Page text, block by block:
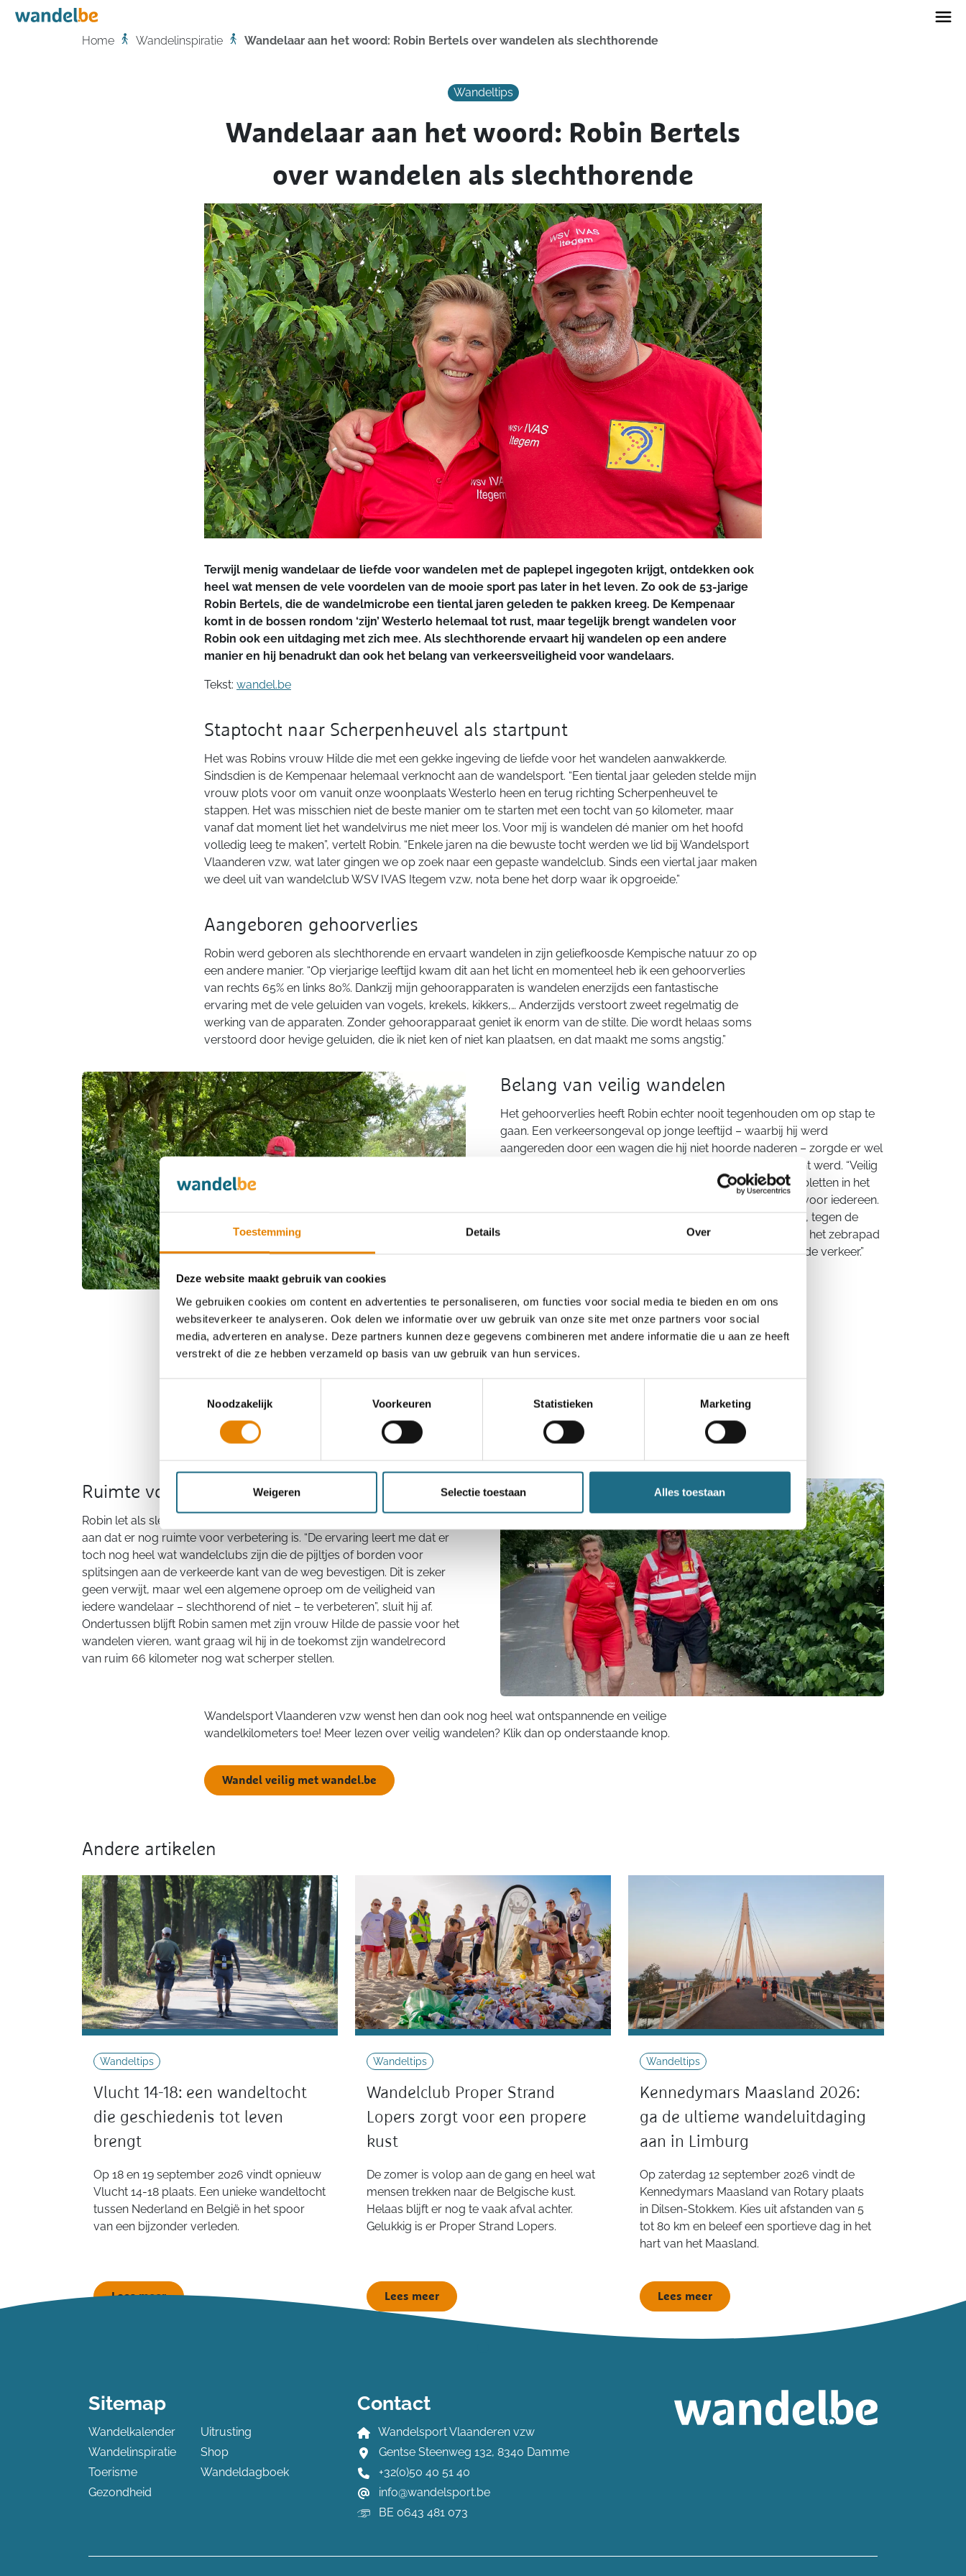
Toestemming Details Over
Deze website maakt gebruik van cookies
We gebruiken cookies om content en advertenties te personaliseren, om functies voor social media te bieden en om ons
websiteverkeer te analyseren. Ook delen we informatie over uw gebruik van onze site met onze partners voor social
media, adverteren en analyse. Deze partners kunnen deze gegevens combineren met andere informatie die u aan ze heeft
verstrekt of die ze hebben verzameld op basis van uw gebruik van hun services.
Noodzakelijk
Voorkeuren Statistieken Marketing
Weigeren Selectie toestaan Alles toestaan
Home
Home Wandelinspiratie Wandelaar aan het woord: Robin Bertels over wandelen als slechthorende
Wandeltips
Wandelaar aan het woord: Robin Bertels
over wandelen als slechthorende
Terwijl menig wandelaar de liefde voor wandelen met de paplepel ingegoten krijgt, ontdekken ook
heel wat mensen de vele voordelen van de mooie sport pas later in het leven. Zo ook de 53-jarige
Robin Bertels, die de wandelmicrobe een tiental jaren geleden te pakken kreeg. De Kempenaar
komt in de bossen rondom ‘zijn’ Westerlo helemaal tot rust, maar tegelijk brengt wandelen voor
Robin ook een uitdaging met zich mee. Als slechthorende ervaart hij wandelen op een andere
manier en hij benadrukt dan ook het belang van verkeersveiligheid voor wandelaars.
Tekst: wandel.be
Staptocht naar Scherpenheuvel als startpunt
Het was Robins vrouw Hilde die met een gekke ingeving de liefde voor het wandelen aanwakkerde.
Sindsdien is de Kempenaar helemaal verknocht aan de wandelsport. “Een tiental jaar geleden stelde mijn
vrouw plots voor om vanuit onze woonplaats Westerlo heen en terug richting Scherpenheuvel te
stappen. Het was misschien niet de beste manier om te starten met een tocht van 50 kilometer, maar
vanaf dat moment liet het wandelvirus me niet meer los. Voor mij is wandelen dé manier om het hoofd
volledig leeg te maken”, vertelt Robin. “Enkele jaren na die bewuste tocht werden we lid bij Wandelsport
Vlaanderen vzw, wat later gingen we op zoek naar een gepaste wandelclub. Sinds een viertal jaar maken
we deel uit van wandelclub WSV IVAS Itegem vzw, nota bene het dorp waar ik opgroeide.”
Aangeboren gehoorverlies
Robin werd geboren als slechthorende en ervaart wandelen in zijn geliefkoosde Kempische natuur zo op
een andere manier. “Op vierjarige leeftijd kwam dit aan het licht en momenteel heb ik een gehoorverlies
van rechts 65% en links 80%. Dankzij mijn gehoorapparaten is wandelen enerzijds een fantastische
ervaring met de vele geluiden van vogels, krekels, kikkers,… Anderzijds verstoort zweet regelmatig de
werking van de apparaten. Zonder gehoorapparaat geniet ik enorm van de stilte. Die wordt helaas soms
verstoord door hevige geluiden, die ik niet ken of niet kan plaatsen, en dat maakt me soms angstig.”
Belang van veilig wandelen
Het gehoorverlies heeft Robin echter nooit tegenhouden om op stap te
gaan. Een verkeersongeval op jonge leeftijd – waarbij hij werd
aangereden door een wagen die hij niet hoorde naderen – zorgde er wel
voor dat verkeersveilig wandelen een extra aandachtspunt werd. “Veilig
wandelen kan letterlijk levens redden. Zelf moet ik extra opletten in het
verkeer door mijn gehoorverlies, maar eigenlijk geldt dat voor iedereen.
Zo wandel je bij afwezigheid van een voetpad steeds links, tegen de
rijrichting van het verkeer in. Oversteken gebeurt haaks op het zebrapad
of de rijbaan en dat na dubbelchecken van het aankomende verkeer.”
Logo op kledij
Robin merkte op dat zijn slechthorendheid soms frustraties oplevert wanneer medewandelaars
bijvoorbeeld geen respons krijgen bij een begroeting. Daarom liet hij het logo voor doven en
slechthorenden op zijn wandelkledij aanbrengen om wandelaars en andere weggebruikers te informeren.
brede publiek, maar ongetwijfeld brengt dit artikel daar verandering in", lacht Robin. “Mensen weten vaak
niet wat te doen of zeggen wanneer ze het logo opmerken. Daarom: een simpele begroeting met enkele
woorden of een fijn gebaar maakt me al heel erg blij.”
Ruimte voor verbetering
Robin let als slechthorende extra op de wandelinfrastructuur en geeft
aan dat er nog ruimte voor verbetering is. “De ervaring leert me dat er
toch nog heel wat wandelclubs zijn die de pijltjes of borden voor
splitsingen aan de verkeerde kant van de weg bevestigen. Dit is zeker
geen verwijt, maar wel een algemene oproep om de veiligheid van
iedere wandelaar – slechthorend of niet – te verbeteren”, sluit hij af.
Ondertussen blijft Robin samen met zijn vrouw Hilde de passie voor het
wandelen vieren, want graag wil hij in de toekomst zijn wandelrecord
van ruim 66 kilometer nog wat scherper stellen.
Wandelsport Vlaanderen vzw wenst hen dan ook nog heel wat ontspannende en veilige
wandelkilometers toe! Meer lezen over veilig wandelen? Klik dan op onderstaande knop.
Wandel veilig met wandel.be
Andere artikelen
Wandeltips
Vlucht 14-18: een wandeltocht
die geschiedenis tot leven
brengt
Op 18 en 19 september 2026 vindt opnieuw
Vlucht 14-18 plaats. Een unieke wandeltocht
tussen Nederland en België in het spoor
van een bijzonder verleden.
Lees meer
Wandeltips
Wandelclub Proper Strand
Lopers zorgt voor een propere
kust
De zomer is volop aan de gang en heel wat
mensen trekken naar de Belgische kust.
Helaas blijft er nog te vaak afval achter.
Gelukkig is er Proper Strand Lopers.
Lees meer
Wandeltips
Kennedymars Maasland 2026:
ga de ultieme wandeluitdaging
aan in Limburg
Op zaterdag 12 september 2026 vindt de
Kennedymars Maasland van Rotary plaats
in Dilsen-Stokkem. Kies uit afstanden van 5
tot 80 km en beleef een sportieve dag in het
hart van het Maasland.
Lees meer
Sitemap
Wandelkalender
Wandelinspiratie
Toerisme
Gezondheid
Uitrusting
Shop
Wandeldagboek
Contact
Wandelsport Vlaanderen vzw
Gentse Steenweg 132, 8340 Damme
+32(0)50 40 51 40
info@wandelsport.be
BE 0643 481 073